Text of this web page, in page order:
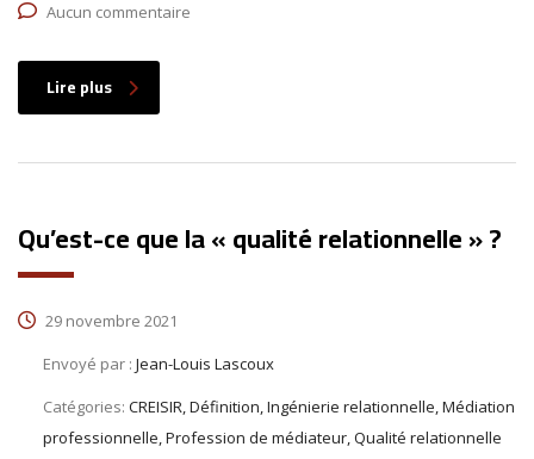
Aucun commentaire
Lire plus
Qu’est-ce que la « qualité relationnelle » ?
29 novembre 2021
Envoyé par : Jean-Louis Lascoux
Catégories: CREISIR, Définition, Ingénierie relationnelle, Médiation
professionnelle, Profession de médiateur, Qualité relationnelle